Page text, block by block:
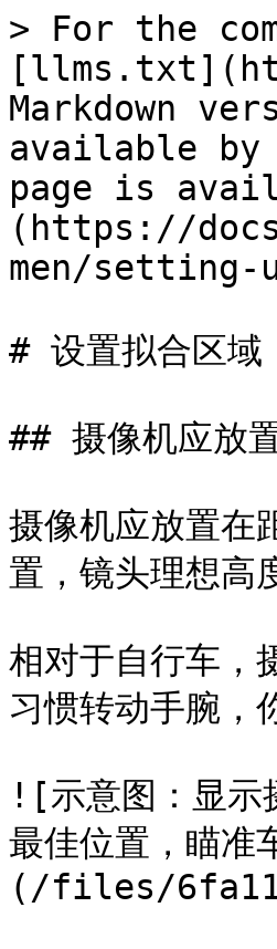
> For the
Markdown
available by
page is
(https://
men/
# 设置拟合区域
## 摄像机应放
摄像机应放置在
置，镜头理想高
相对于自行车，
习惯转动手腕，
![示意图：显示
最佳位置，瞄准
(/files/